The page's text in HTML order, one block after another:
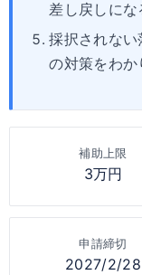
差し戻しにな
採択されな
の対策をわか
補助上限
3万円
申請締切
2027/2/28